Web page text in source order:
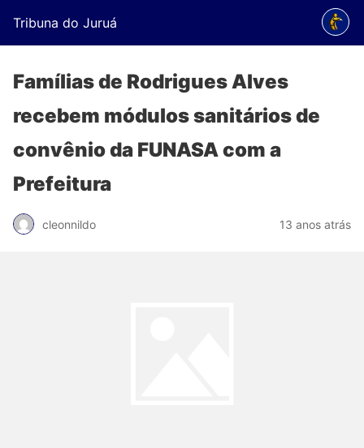
Tribuna do Juruá
Famílias de Rodrigues Alves
recebem módulos sanitários de
convênio da FUNASA com a
Prefeitura
cleonnildo 13 anos atrás